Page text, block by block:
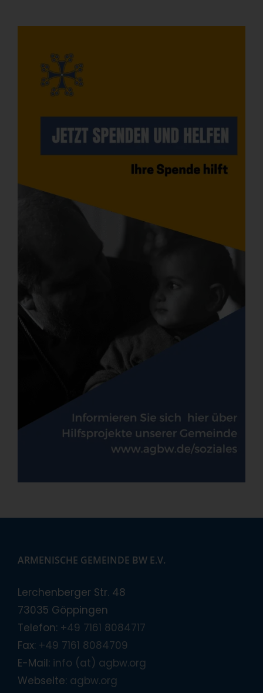
ARMENISCHE GEMEINDE BW E.V.
Lerchenberger Str. 48
73035 Göppingen
Telefon: +49 7161 8084717
Fax: +49 7161 8084709
E-Mail: info (at) agbw.org
Webseite: agbw.org